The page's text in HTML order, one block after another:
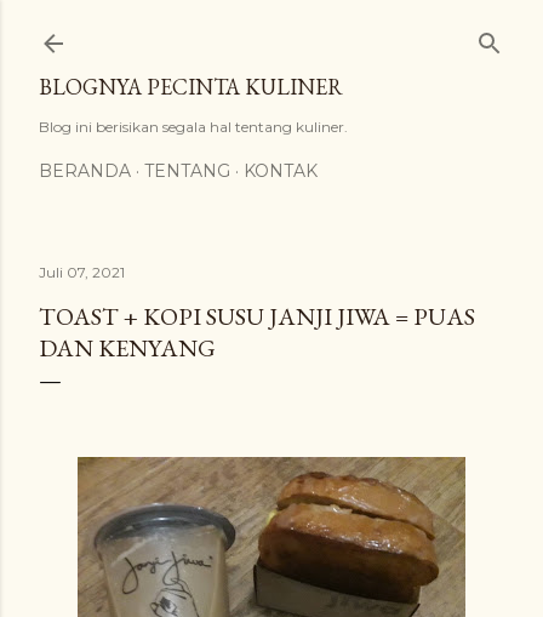
BLOGNYA PECINTA KULINER
Blog ini berisikan segala hal tentang kuliner.
BERANDA TENTANG KONTAK
Juli 07, 2021
TOAST + KOPI SUSU JANJI JIWA = PUAS
DAN KENYANG